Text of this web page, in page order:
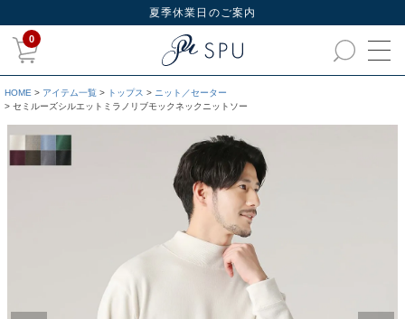
夏季休業日のご案内
0
HOME アイテム一覧 トップス
ニット／セーター
セミルーズシルエットミラノリブモックネックニットソー